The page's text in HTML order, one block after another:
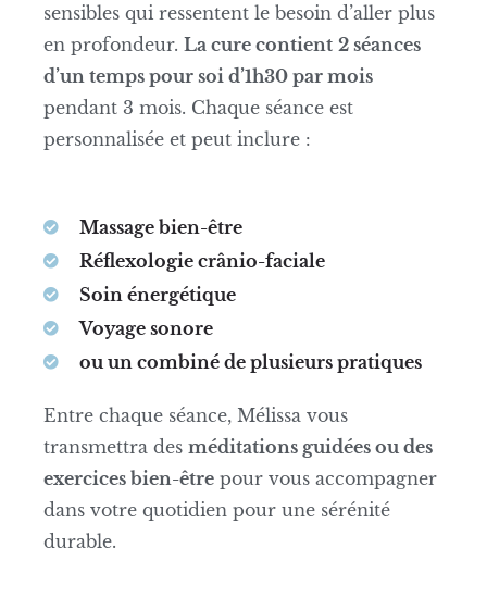
sensibles qui ressentent le besoin d’aller plus
en profondeur. La cure contient 2 séances
d’un temps pour soi d’1h30 par mois
pendant 3 mois. Chaque séance est
personnalisée et peut inclure :
Massage bien-être
Réflexologie crânio-faciale
Soin énergétique
Voyage sonore
ou un combiné de plusieurs pratiques
Entre chaque séance, Mélissa vous
transmettra des méditations guidées ou des
exercices bien-être pour vous accompagner
dans votre quotidien pour une sérénité
durable.